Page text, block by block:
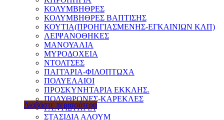
ΚΟΛΥΜΒΗΘΡΕΣ
ΚΟΛΥΜΒΗΘΡΕΣ ΒΑΠΤΙΣΗΣ
ΚΟΥΤΙΑ(ΠΡΟΗΓΙΑΣΜΕΝΗΣ-ΕΓΚΑΙΝΙΩΝ ΚΛΠ)
ΛΕΙΨΑΝΟΘΗΚΕΣ
ΜΑΝΟΥΑΛΙΑ
ΜΥΡΟΔΟΧΕΙΑ
ΝΤΟΛΤΣΕΣ
ΠΑΓΓΑΡΙΑ-ΦΙΛΟΠΤΩΧΑ
ΠΟΛΥΕΛΑΙΟΙ
ΠΡΟΣΚΥΝΗΤΑΡΙΑ ΕΚΚΛΗΣ.
ΠΟΛΥΘΡΟΝΕΣ-ΚΑΡΕΚΛΕΣ
ΡΑΝΤΙΣΤΗΡΙΑ
ΣΤΑΣΙΔΙΑ ΑΛΟΥΜ
Διαβάστε περισσότερα